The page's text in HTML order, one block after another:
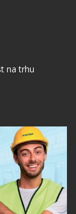
na trhu